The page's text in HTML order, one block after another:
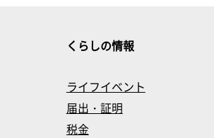
くらしの情報
ライフイベント
届出・証明
税金